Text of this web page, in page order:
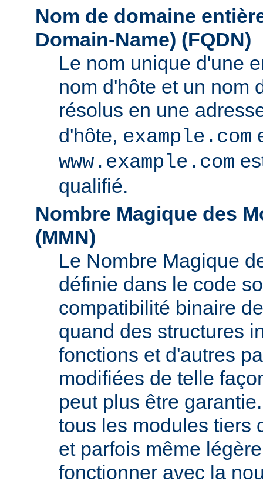
Nom de domaine
Domain-Name) (FQDN)
Le nom unique d'une
nom d'hôte et un nom
résolus en une
d'hôte, example.com
www.example.com
qualifié.
Nombre Magique des
(MMN)
Le Nombre Magique
définie dans le code
compatibilité binaire
quand des structures
fonctions et d'autres
modifiées de telle
peut plus être
tous les modules tiers
et parfois même
fonctionner avec la